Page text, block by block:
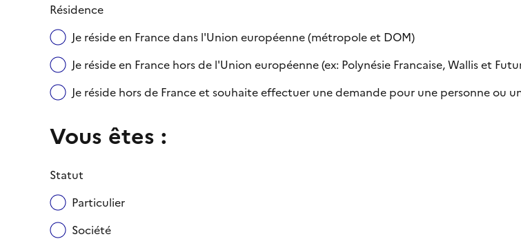
Résidence
Je réside en France dans l'Union européenne (métropole et DOM)
Je réside en France hors de l'Union européenne (ex: Polynésie Francaise, Wallis et
Je réside hors de France et souhaite effectuer une demande pour une personne ou
Vous êtes :
Statut
Particulier
Société